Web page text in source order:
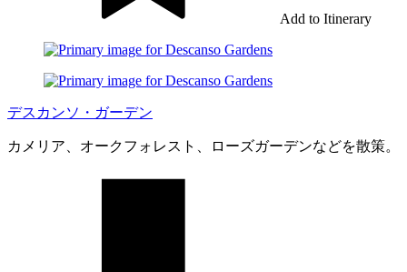
Add to Itinerary
デスカンソ・ガーデン
カメリア、オークフォレスト、ローズガーデンなどを散策。